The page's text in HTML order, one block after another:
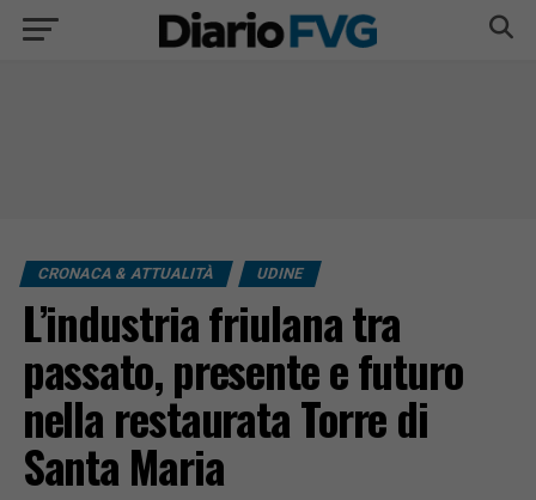
CRONACA & ATTUALITÀ UDINE
L’industria friulana tra
passato, presente e futuro
nella restaurata Torre di
Santa Maria